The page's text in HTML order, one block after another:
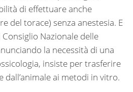
di effettuare anche
del torace) senza anestesia. E
Nazionale delle
la necessità di una
insiste per trasferire
dall’animale ai metodi in vitro.